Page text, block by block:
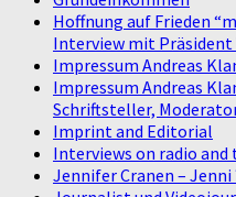
Hoffnung auf Frieden
Interview mit
Impressum Andreas
Impressum Andreas
Schriftsteller,
Imprint and Editorial
Interviews on radio and
Jennifer Cranen –